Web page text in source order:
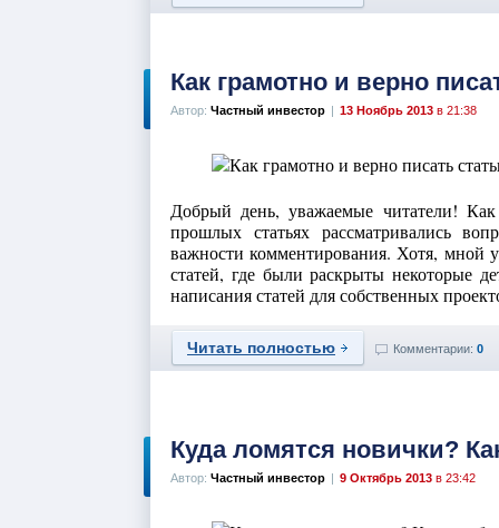
Как грамотно и верно
Автор: Частный инвестор | 13 Ноябрь 2013 в 21:38
Добрый день, уважаемые читатели!
прошлых статьях рассматривались
важности комментирования. Хотя, мной
статей, где были раскрыты некоторые
написания статей для собственных
Читать полностью Комментарии: 0
Куда ломятся новички?
Автор: Частный инвестор | 9 Октябрь 2013 в 23:42